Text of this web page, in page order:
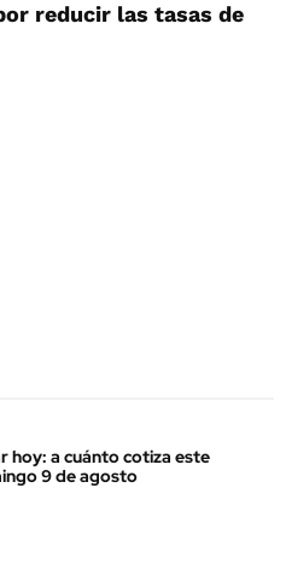
reducir las tasas de
hoy: a cuánto cotiza este
9 de agosto